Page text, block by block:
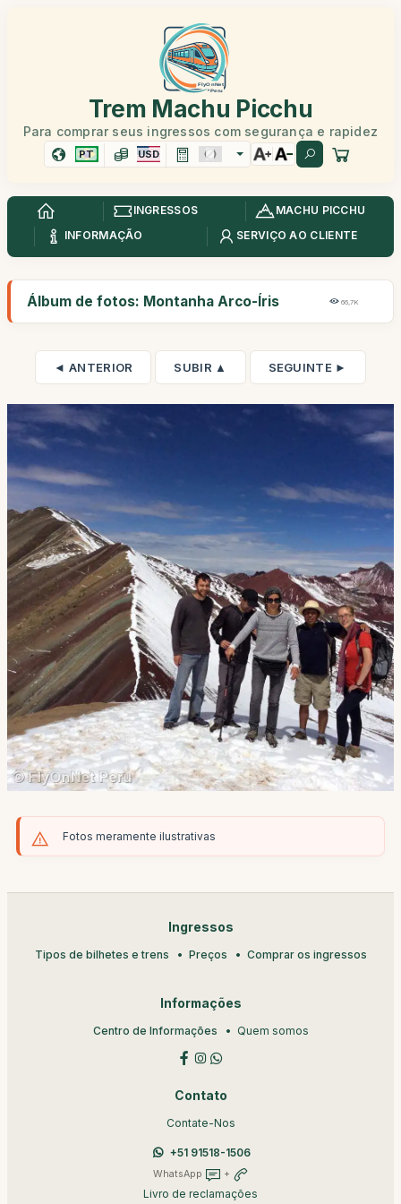
Trem Machu Picchu
Para comprar seus ingressos com segurança e rapidez
PT USD
INGRESSOS
MACHU PICCHU
INFORMAÇÃO
SERVIÇO AO CLIENTE
Álbum de fotos: Montanha Arco-Íris 66,7K
◄ ANTERIOR SUBIR ▲ SEGUINTE ►
Fotos meramente ilustrativas
Ingressos
Tipos de bilhetes e trens Preços Comprar os ingressos
Informações
Centro de Informações Quem somos
Contato
Contate-Nos
+51 91518-1506
WhatsApp +
Livro de reclamações